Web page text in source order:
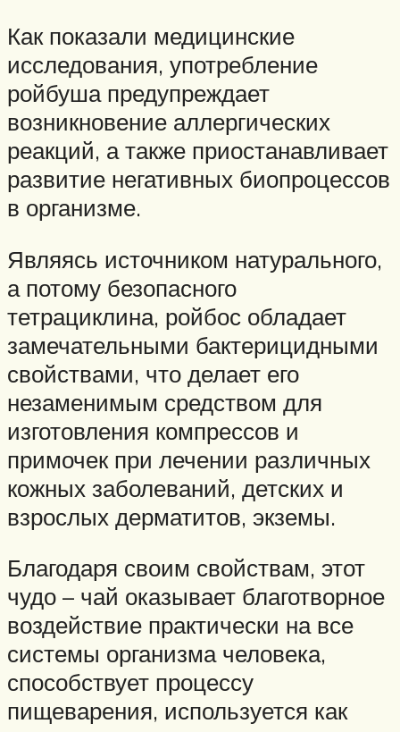
Как показали медицинские
исследования, употребление
ройбуша предупреждает
возникновение аллергических
реакций, а также приостанавливает
развитие негативных биопроцессов
в организме.
Являясь источником натурального,
а потому безопасного
тетрациклина, ройбос обладает
замечательными бактерицидными
свойствами, что делает его
незаменимым средством для
изготовления компрессов и
примочек при лечении различных
кожных заболеваний, детских и
взрослых дерматитов, экземы.
Благодаря своим свойствам, этот
чудо – чай оказывает благотворное
воздействие практически на все
системы организма человека,
способствует процессу
пищеварения, используется как